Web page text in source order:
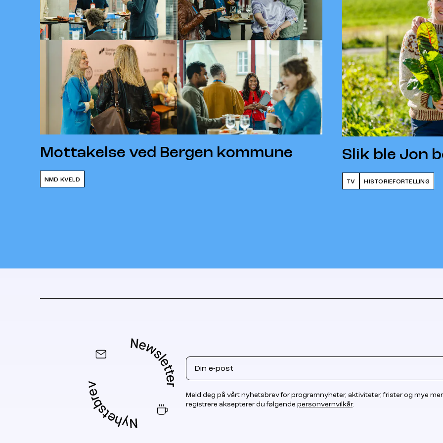
Mottakelse ved Bergen kommune
NMD KVELD
Slik ble Jon
TV HISTORIEFORTELLING
Email
Meld deg på vårt nyhetsbrev for programnyheter, aktiviteter, frister og mye
registrere aksepterer du følgendepersonvernvilkår.